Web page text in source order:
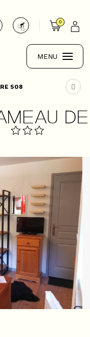
0
MENU
508
DE